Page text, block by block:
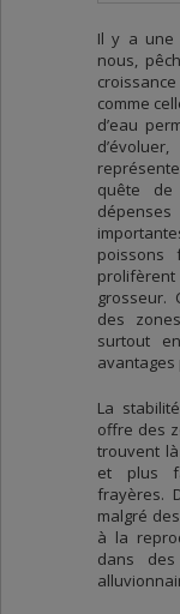
Il y a une
nous,
comme
d’eau
quête de
poissons
grosseur.
des
surtout
avantages
La
offre des
trouvent
et plus
frayères.
malgré
à la
dans